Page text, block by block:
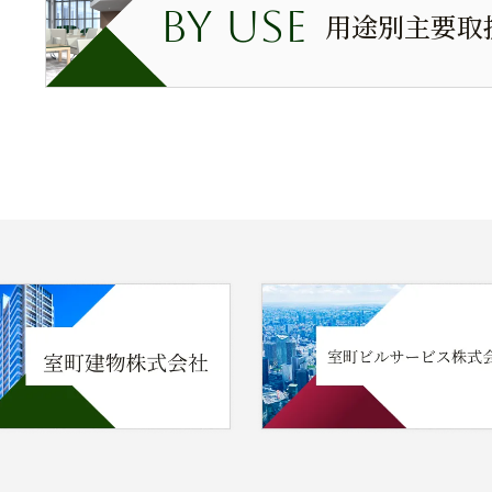
BY USE 用途別主要